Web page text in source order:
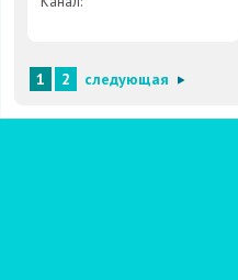
1 2 следующая